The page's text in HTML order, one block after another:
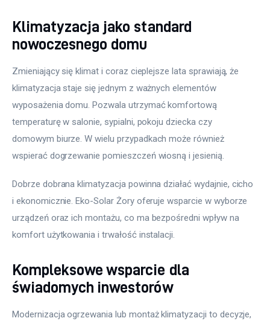
Klimatyzacja jako standard
nowoczesnego domu
Zmieniający się klimat i coraz cieplejsze lata sprawiają, że
klimatyzacja staje się jednym z ważnych elementów
wyposażenia domu. Pozwala utrzymać komfortową
temperaturę w salonie, sypialni, pokoju dziecka czy
domowym biurze. W wielu przypadkach może również
wspierać dogrzewanie pomieszczeń wiosną i jesienią.
Dobrze dobrana klimatyzacja powinna działać wydajnie, cicho
i ekonomicznie. Eko-Solar Żory oferuje wsparcie w wyborze
urządzeń oraz ich montażu, co ma bezpośredni wpływ na
komfort użytkowania i trwałość instalacji.
Kompleksowe wsparcie dla
świadomych inwestorów
Modernizacja ogrzewania lub montaż klimatyzacji to decyzje,